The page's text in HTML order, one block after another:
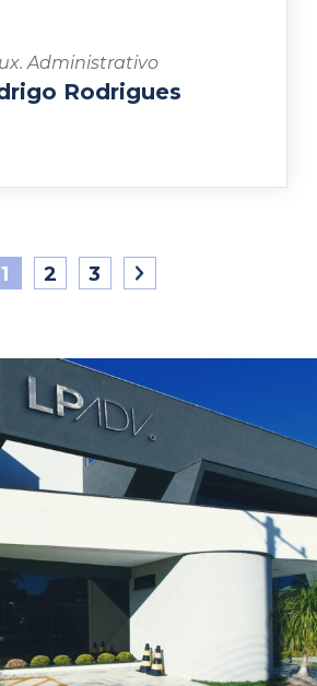
Administrativo
Rodrigues
1 2 3